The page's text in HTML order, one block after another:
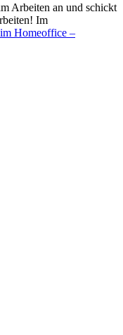
Arbeiten an und schickt
Im
Homeoffice –